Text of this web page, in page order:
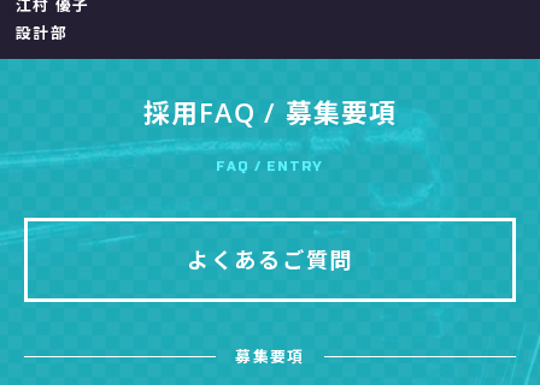
江村 優子
設計部
採用FAQ / 募集要項
FAQ / ENTRY
よくあるご質問
募集要項